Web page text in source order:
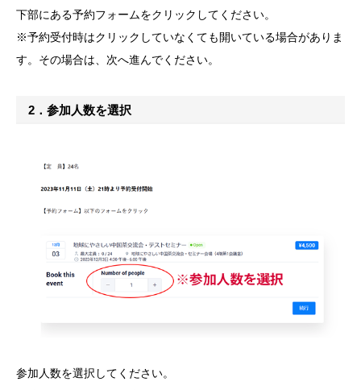
下部にある予約フォームをクリックしてください。
※予約受付時はクリックしていなくても開いている場合がありま
す。その場合は、次へ進んでください。
2．参加人数を選択
参加人数を選択してください。